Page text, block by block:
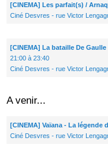
[CINEMA] Les parfait(s) /
Ciné Desvres - rue Victor
[CINEMA] La bataille De
21:00 à 23:40
Ciné Desvres - rue Victor
A venir...
[CINEMA] Vaïana - La légende
Ciné Desvres - rue Victor